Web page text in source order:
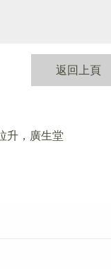
返回上頁
升，廣生堂